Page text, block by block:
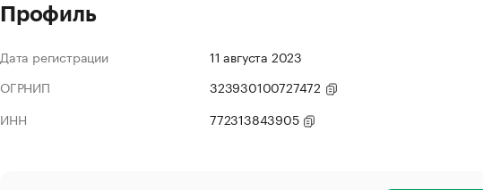
Профиль
Дата регистрации
11 августа 2023
ОГРНИП
323930100727472
ИНН
772313843905